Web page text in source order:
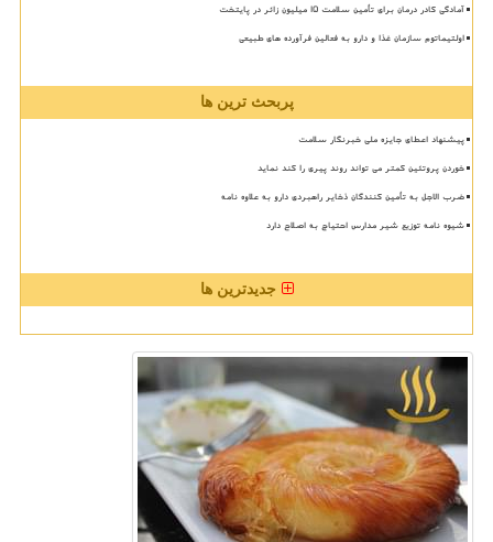
آمادگی کادر درمان برای تأمین سلامت 15 میلیون زائر در پایتخت
اولتیماتوم سازمان غذا و دارو به فعالین فرآورده های طبیعی
پربحث ترین ها
پیشنهاد اعطای جایزه ملی خبرنگار سلامت
خوردن پروتئین کمتر می تواند روند پیری را کند نماید
ضرب الاجل به تأمین کنندگان ذخایر راهبردی دارو به علاوه نامه
شیوه نامه توزیع شیر مدارس احتیاج به اصلاح دارد
جدیدترین ها